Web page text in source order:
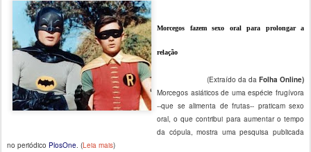
Morcegos fazem sexo oral para prolongar a
relação
(Extraído da da Folha Online)
Morcegos asiáticos de uma espécie frugívora
--que se alimenta de frutas-- praticam sexo
oral, o que contribui para aumentar o tempo
da cópula, mostra uma pesquisa publicada
no periódico PlosOne. (Leia mais)